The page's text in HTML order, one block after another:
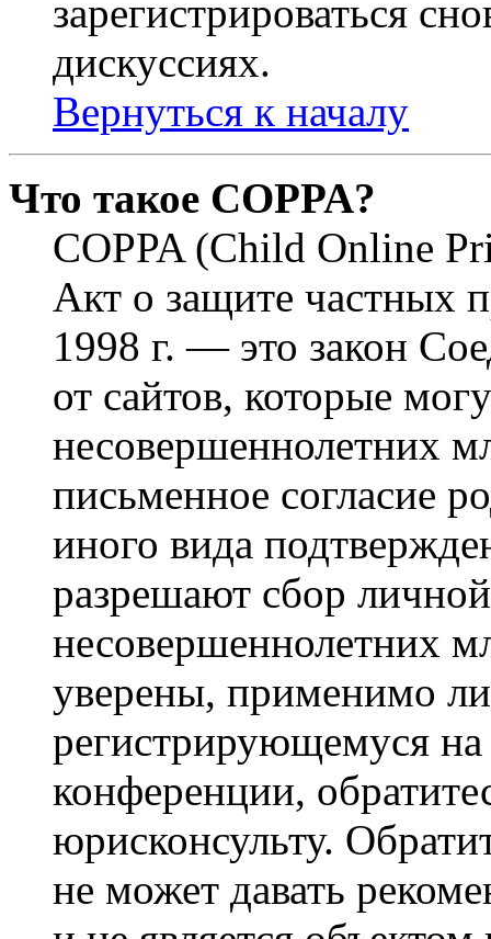
зарегистрироваться
дискуссиях.
Вернуться к началу
Что такое COPPA?
COPPA (Child Online
Акт о защите частных
1998 г. — это закон
от сайтов, которые
несовершеннолетних
письменное согласие
иного вида
разрешают сбор
несовершеннолетних
уверены, применимо
регистрирующемуся
конференции,
юрисконсульту.
не может давать